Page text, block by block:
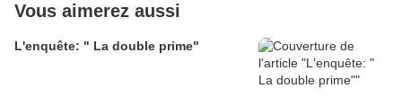
Vous aimerez aussi
L'enquête: " La double prime"